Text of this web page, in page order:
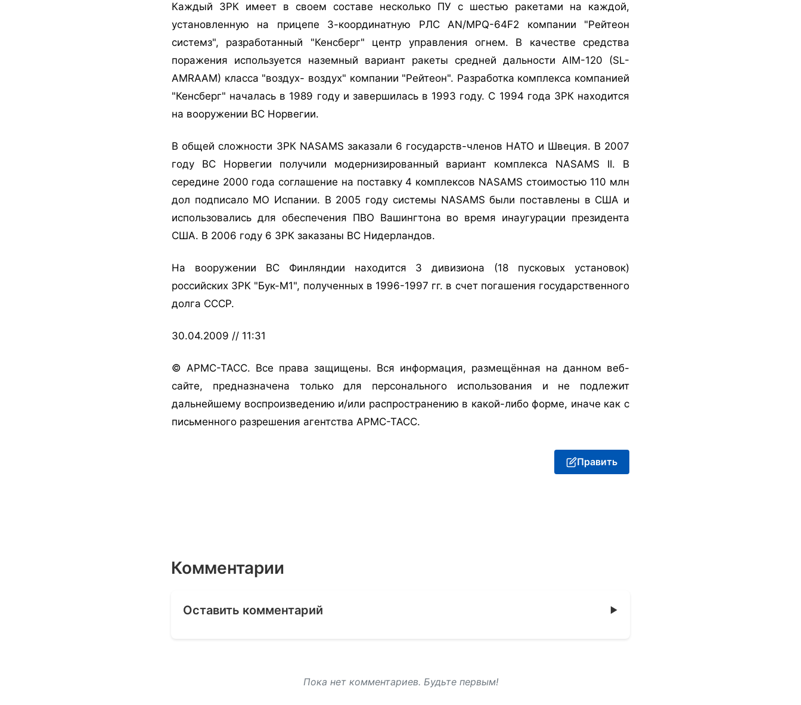
Каждый ЗРК имеет в своем составе несколько ПУ с шестью ракетами на каждой,
установленную на прицепе 3-координатную РЛС AN/MPQ-64F2 компании "Рейтеон
системз", разработанный "Кенсберг" центр управления огнем. В качестве средства
поражения используется наземный вариант ракеты средней дальности AIM-120 (SL-
AMRAAM) класса "воздух- воздух" компании "Рейтеон". Разработка комплекса компанией
"Кенсберг" началась в 1989 году и завершилась в 1993 году. С 1994 года ЗРК находится
на вооружении ВС Норвегии.
В общей сложности ЗРК NASAMS заказали 6 государств-членов НАТО и Швеция. В 2007
году ВС Норвегии получили модернизированный вариант комплекса NASAMS II. В
середине 2000 года соглашение на поставку 4 комплексов NASAMS стоимостью 110 млн
дол подписало МО Испании. В 2005 году системы NASAMS были поставлены в США и
использовались для обеспечения ПВО Вашингтона во время инаугурации президента
США. В 2006 году 6 ЗРК заказаны ВС Нидерландов.
На вооружении ВС Финляндии находится 3 дивизиона (18 пусковых установок)
российских ЗРК "Бук-М1", полученных в 1996-1997 гг. в счет погашения государственного
долга СССР.
30.04.2009 // 11:31
© АРМС-ТАСС. Все права защищены. Вся информация, размещённая на данном веб-
сайте, предназначена только для персонального использования и не подлежит
дальнейшему воспроизведению и/или распространению в какой-либо форме, иначе как с
письменного разрешения агентства АРМС-ТАСС.
Править
Комментарии
Оставить комментарий
Пока нет комментариев. Будьте первым!